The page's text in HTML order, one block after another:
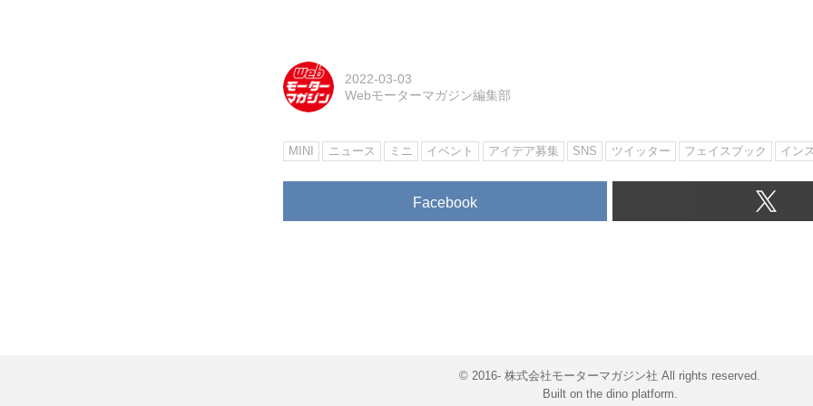
2022-03-03
Webモーターマガジン編集部
MINI ニュース ミニ イベント アイデア募集 SNS ツイッター フェイスブック イン
Facebook
© 2016- 株式会社モーターマガジン社 All rights reserved.
Built on the dino platform.